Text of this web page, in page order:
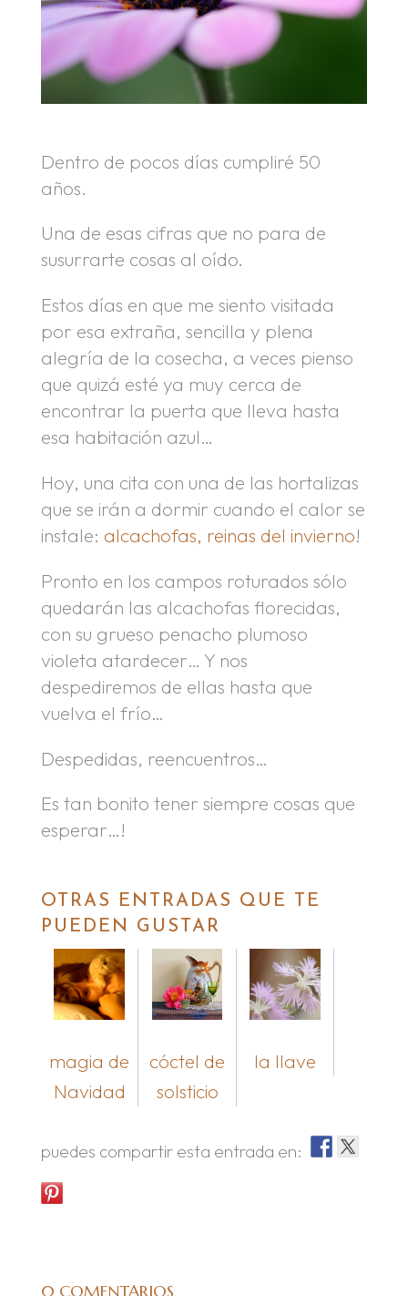
Dentro de pocos días cumpliré 50
años.
Una de esas cifras que no para de
susurrarte cosas al oído.
Estos días en que me siento visitada
por esa extraña, sencilla y plena
alegría de la cosecha, a veces pienso
que quizá esté ya muy cerca de
encontrar la puerta que lleva hasta
esa habitación azul…
Hoy, una cita con una de las hortalizas
que se irán a dormir cuando el calor se
instale: alcachofas, reinas del invierno!
Pronto en los campos roturados sólo
quedarán las alcachofas florecidas,
con su grueso penacho plumoso
violeta atardecer… Y nos
despediremos de ellas hasta que
vuelva el frío…
Despedidas, reencuentros…
Es tan bonito tener siempre cosas que
esperar…!
OTRAS ENTRADAS QUE TE
PUEDEN GUSTAR
magia de
Navidad
cóctel de
solsticio
la llave
puedes compartir esta entrada en:
0 COMENTARIOS